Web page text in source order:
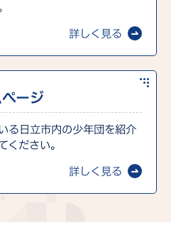
詳しく見る
ージ
る日立市内の少年団を紹介
ください。
詳しく見る